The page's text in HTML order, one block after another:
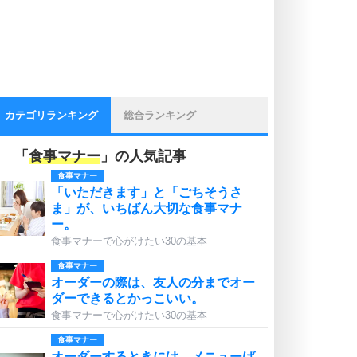
カテゴリランキング 総合ランキング
「 食事マナー 」の人気記事
食事マナー
「いただきます」と「ごちそうさ
ま」が、いちばん大切な食事マナ
ー。
食事マナーで心がけたい30の基本
食事マナー
オーダーの際は、友人の分までオー
ダーできるとかっこいい。
食事マナーで心がけたい30の基本
食事マナー